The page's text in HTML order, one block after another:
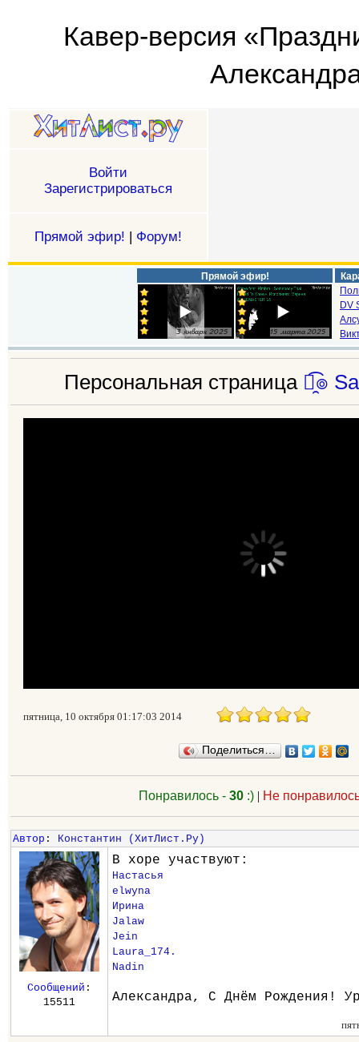
Кавер-версия
Войти
Зарегистрироваться
Прямой эфир! | Форум!
Прямой эфир!
DV
Персональная страница ๏̯͡๏
пятница, 10 октября 01:17:03 2014
Поделиться…
Понравилось -30 :) | Не
Автор : Константин (ХитЛист.Ру)
В хоре участвуют:
Настасья
elwyna
Ирина
Jalaw
Jein
Laura_174.
Nadin
Александра, С Днём Рождения!
Сообщений :
15511